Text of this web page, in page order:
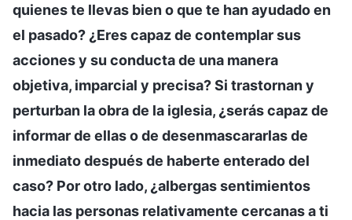
quienes te llevas bien o que te han ayudado en
el pasado? ¿Eres capaz de contemplar sus
acciones y su conducta de una manera
objetiva, imparcial y precisa? Si trastornan y
perturban la obra de la iglesia, ¿serás capaz de
informar de ellas o de desenmascararlas de
inmediato después de haberte enterado del
caso? Por otro lado, ¿albergas sentimientos
hacia las personas relativamente cercanas a ti